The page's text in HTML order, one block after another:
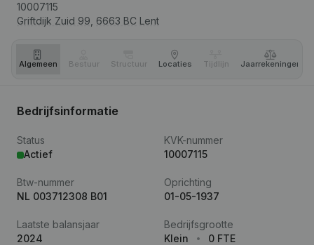
10007115
Griftdijk Zuid 99, 6663 BC Lent
Algemeen Bestuur Structuur Locaties Tijdlijn Jaar­rekeningen
Bedrijfsinformatie
Status
Actief
KVK-nummer
10007115
Btw-nummer
NL 003712308 B01
Oprichting
01-05-1937
Laatste balansjaar
2024
Bedrijfsgrootte
Klein
0 FTE